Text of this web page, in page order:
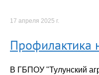
17 апреля 2025 г.
Профилактика
В ГБПОУ "Тулунский